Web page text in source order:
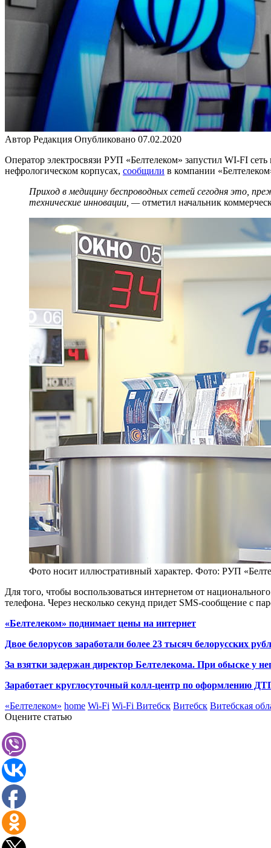
Автор Редакция Опубликовано 07.02.2020
Оператор электросвязи РУП «Белтелеком» запустил WI-FI
нефрологическом корпусах, сообщили в компании
Приход в медицину беспроводных сетей сегодня это,
технические инновации, —отметил начальник
Фото носит иллюстративный характер. Фото: РУП
Для того, чтобы воспользоваться интернетом от
телефона. Через несколько секунд придет SMS-сообщение с
«Белтелеком» поднимает цены на интернет
Двое белорусов заработали более 23 тысяч белорусских
За взятки задержан директор Белтелекома. При обыске у
Заработает круглосуточный колл-центр по оформлению
«Белтелеком» home Wi-Fi Wi-Fi Витебск Витебск Витебская
Оцените статью